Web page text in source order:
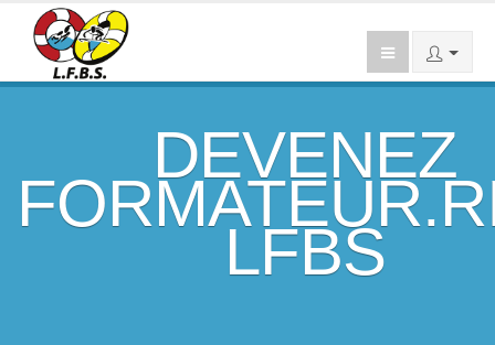
DEVENEZ
LFBS